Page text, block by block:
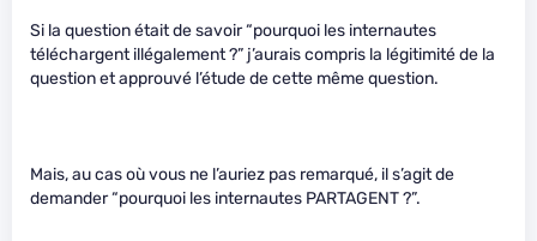
Si la question était de savoir “pourquoi les internautes
téléchargent illégalement ?” j’aurais compris la légitimité de la
question et approuvé l’étude de cette même question.
Mais, au cas où vous ne l’auriez pas remarqué, il s’agit de
demander “pourquoi les internautes PARTAGENT ?”.